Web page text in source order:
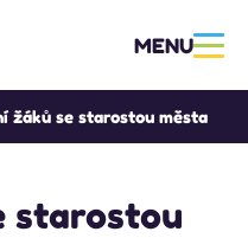
MENU
žáků se starostou města
starostou